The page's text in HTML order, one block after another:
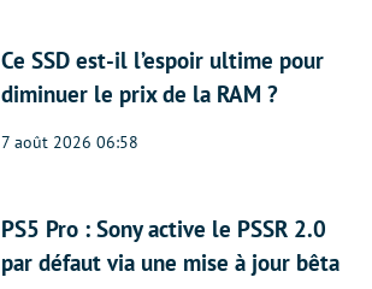
Ce SSD est-il l’espoir ultime pour
diminuer le prix de la RAM ?
7 août 2026 06:58
PS5 Pro : Sony active le PSSR 2.0
par défaut via une mise à jour bêta